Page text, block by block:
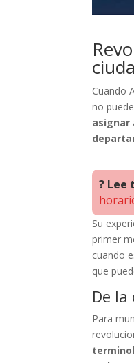
Cuando
no
asignar
? Lee
Su
primer
cuando
que
De
Para